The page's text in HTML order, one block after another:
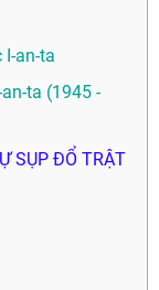
an-ta
ta (1945 -
SỤP ĐỔ TRẬT